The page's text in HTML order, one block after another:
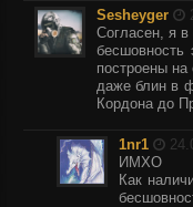
Sesheyger
Согласен, я
построены
даже блин в
Кордона до
1nr1
ИМХО
Как